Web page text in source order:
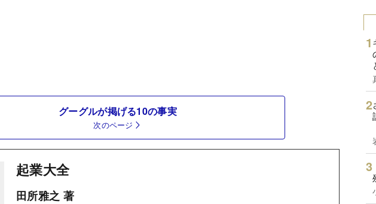
グーグルが掲げる10の事実
次のページ
起業大全
田所雅之 著